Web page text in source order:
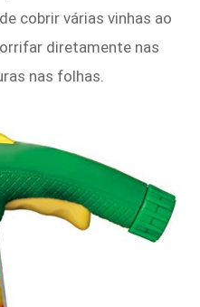
cobrir várias vinhas ao
diretamente nas
nas folhas.